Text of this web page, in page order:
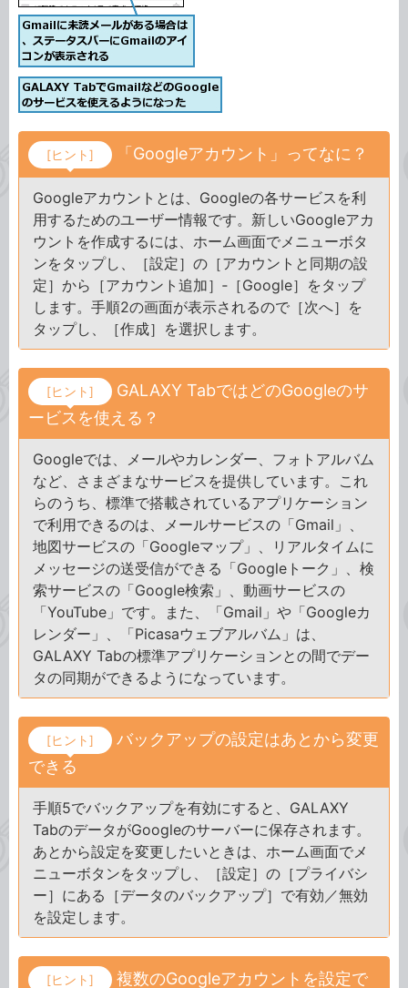
[ヒント] 「Googleアカウント」ってなに？
Googleアカウントとは、Googleの各サービスを利
用するためのユーザー情報です。新しいGoogleアカ
ウントを作成するには、ホーム画面でメニューボタ
ンをタップし、［設定］の［アカウントと同期の設
定］から［アカウント追加］‐［Google］をタップ
します。手順2の画面が表示されるので［次へ］を
タップし、［作成］を選択します。
[ヒント]
GALAXY TabではどのGoogleのサ
ービスを使える？
Googleでは、メールやカレンダー、フォトアルバム
など、さまざまなサービスを提供しています。これ
らのうち、標準で搭載されているアプリケーション
で利用できるのは、メールサービスの「Gmail」、
地図サービスの「Googleマップ」、リアルタイムに
メッセージの送受信ができる「Googleトーク」、検
索サービスの「Google検索」、動画サービスの
「YouTube」です。また、「Gmail」や「Googleカ
レンダー」、「Picasaウェブアルバム」は、
GALAXY Tabの標準アプリケーションとの間でデー
タの同期ができるようになっています。
[ヒント]
バックアップの設定はあとから変更
できる
手順5でバックアップを有効にすると、GALAXY
TabのデータがGoogleのサーバーに保存されます。
あとから設定を変更したいときは、ホーム画面でメ
ニューボタンをタップし、［設定］の［プライバシ
ー］にある［データのバックアップ］で有効／無効
を設定します。
[ヒント] 複数のGoogleアカウントを設定で